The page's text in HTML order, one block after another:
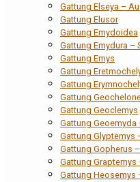
Gattung Elseya –
Gattung Elusor
Gattung Emydoidea
Gattung Emydura
Gattung Emys
Gattung
Gattung
Gattung
Gattung Geoclemys
Gattung Geoemyda
Gattung Glyptemys
Gattung Gopherus
Gattung
Gattung Heosemys